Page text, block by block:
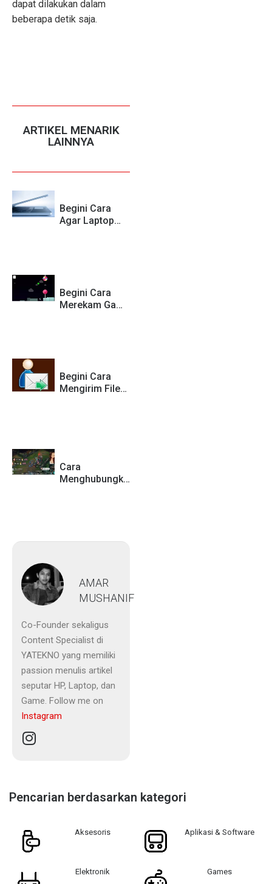
dapat dilakukan dalam
beberapa detik saja.
ARTIKEL MENARIK
LAINNYA
Begini Cara
Agar Laptop
Begini Cara
Merekam Game
Begini Cara
Mengirim File
Cara
Menghubungkan
AMAR
MUSHANIF
Co-Founder sekaligus
Content Specialist di
YATEKNO yang memiliki
passion menulis artikel
seputar HP, Laptop, dan
Game. Follow me on
Instagram
Pencarian berdasarkan kategori
Aksesoris Aplikasi & Software
Elektronik Games